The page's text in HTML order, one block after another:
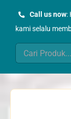
Call us now:
kami selalu
Search
for: